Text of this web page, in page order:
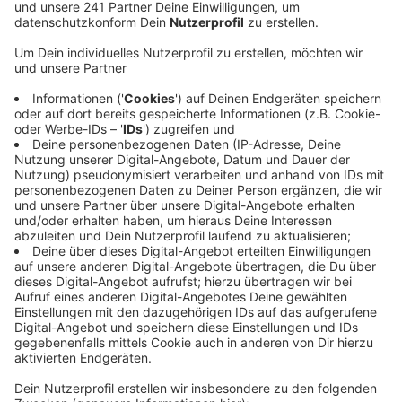
Veröffentlicht:Freitag, 23.08.2024 06:14
Deswegen hat die Polizei Euskirchen jetzt ein
Hinweisportal für rücksichtlose Verkehrsteilnehmer
eingerichtet. Das Portal soll ein möglichst einfacher
Weg sein, um Hinweise auf notorische Verkehrsrowdys
zu geben.
Wem im Straßenverkehr ein ungehobelter Autofahrer
auffällt, der fast Unfälle verursacht, kann das über ein
Formularmelden. Die Kreispolizei appelliert auch an
Beifahrer von solchen Rowdys, sich einzumischen und
sie auf ihr Fahrverhalten hinzuweisen. Wer sich hier
aber selbstbewusst einmische, könne vielleicht zum
Lebensretter im Straßenverkehr werden, sagt ein